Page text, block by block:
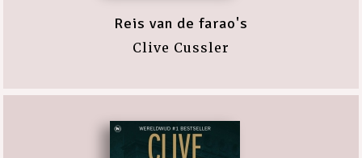
Reis van de farao's
Clive Cussler